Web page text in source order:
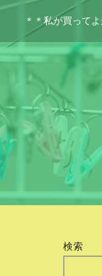
＊＊私が買って
検索